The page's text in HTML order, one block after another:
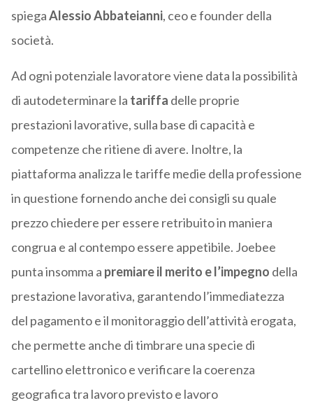
spiegaAlessio Abbateianni, ceo e founder della
società.
Ad ogni potenziale lavoratore viene data la possibilità
di autodeterminare la tariffa delle proprie
prestazioni lavorative, sulla base di capacità e
competenze che ritiene di avere. Inoltre, la
piattaforma analizza le tariffe medie della professione
in questione fornendo anche dei consigli su quale
prezzo chiedere per essere retribuito in maniera
congrua e al contempo essere appetibile. Joebee
punta insomma a premiare il merito e l’impegno della
prestazione lavorativa, garantendo l’immediatezza
del pagamento e il monitoraggio dell’attività erogata,
che permette anche di timbrare una specie di
cartellino elettronico e verificare la coerenza
geografica tra lavoro previsto e lavoro